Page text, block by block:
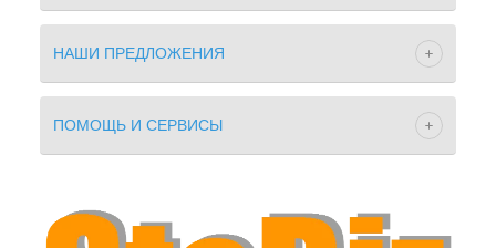
НАШИ ПРЕДЛОЖЕНИЯ
ПОМОЩЬ И СЕРВИСЫ